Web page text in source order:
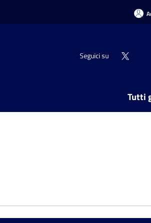
Seguici su
Tutti